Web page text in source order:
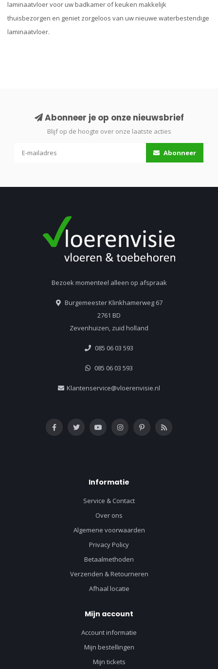
laminaatvloer voor uw badkamer of keuken makkelijk
thuisbezorgen en geniet zorgeloos van uw nieuwe waterbestendige
laminaatvloer.
Abonneer je op onze nieuwsbrief
Blijf op de hoogte over onze laatste acties
Abonneer
Bezoek momenteel alleen op afspraak
Burgemeester Klinkhamerweg 67
2761 BD
Zevenhuizen, zuid holland
085 06 03 593
085 06 03 593
Klantenservice@vloerenvisie.nl
Informatie
Service & Contact
Over ons
Algemene voorwaarden
Privacy Policy
Betaalmethoden
Verzenden & Retourneren
Afhaal locatie
Mijn account
Account informatie
Mijn bestellingen
Mijn tickets